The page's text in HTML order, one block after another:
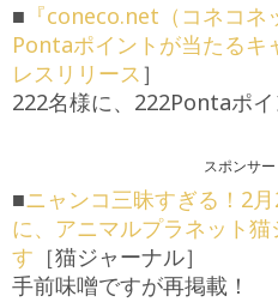
■ 『coneco.net（コネコ
Pontaポイントが当たるキ
レスリリース］
222名様に、222Pontaポ
スポンサ
■ニャンコ三昧すぎる！2
に、アニマルプラネット
す ［猫ジャーナル］
手前味噌ですが再掲載！